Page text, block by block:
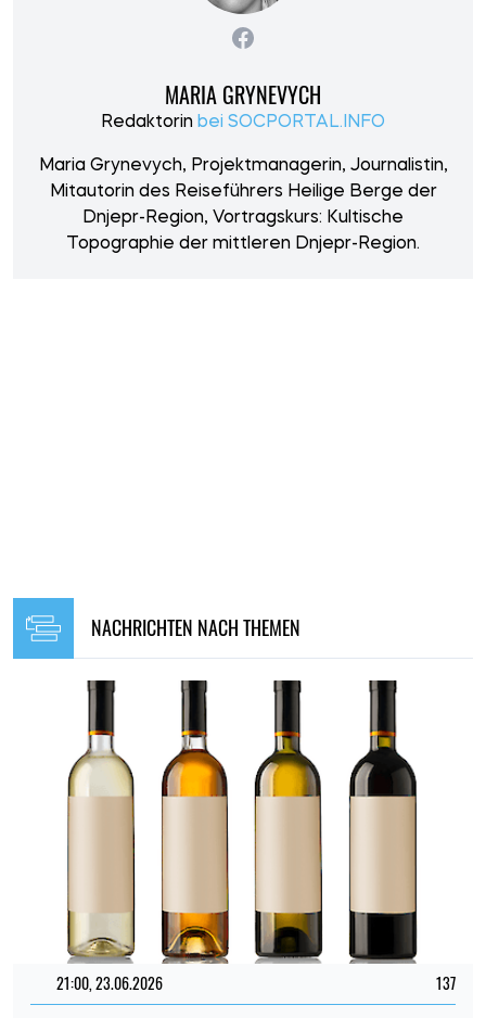
MARIA GRYNEVYCH
Redaktorin bei SOCPORTAL.INFO
Maria Grynevych, Projektmanagerin, Journalistin,
Mitautorin des Reiseführers Heilige Berge der
Dnjepr-Region, Vortragskurs: Kultische
Topographie der mittleren Dnjepr-Region.
NACHRICHTEN NACH THEMEN
21:00, 23.06.2026 137